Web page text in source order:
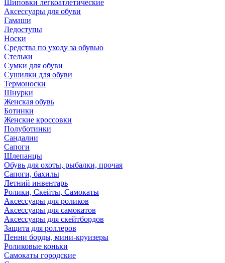
Шиповки легкоатлетические
Аксессуары для обуви
Гамаши
Ледоступы
Носки
Средства по уходу за обувью
Стельки
Сумки для обуви
Сушилки для обуви
Термоноски
Шнурки
Женская обувь
Ботинки
Женские кроссовки
Полуботинки
Сандалии
Сапоги
Шлепанцы
Обувь для охоты, рыбалки, прочая
Сапоги, бахилы
Летний инвентарь
Ролики, Скейты, Самокаты
Аксессуары для роликов
Аксессуары для самокатов
Аксессуары для скейтбордов
Защита для роллеров
Пенни борды, мини-круизеры
Роликовые коньки
Самокаты городские